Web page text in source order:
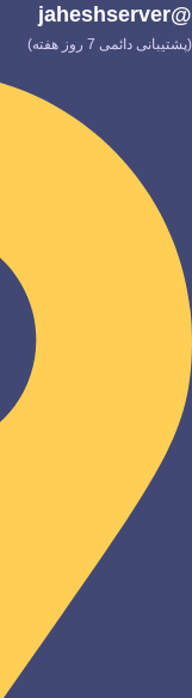
@jaheshserver
(پشتیبانی دائمی 7 روز هفته)